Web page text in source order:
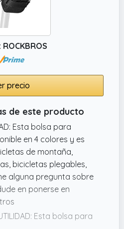
precio
de este producto
Esta bolsa para
en 4 colores y es
de montaña,
bicicletas plegables,
alguna pregunta sobre
en ponerse en
Esta bolsa para